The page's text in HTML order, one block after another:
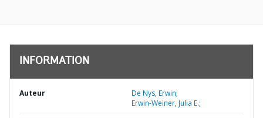
INFORMATION
Auteur
De Nys, Erwin;
Erwin-Weiner, Julia E.;